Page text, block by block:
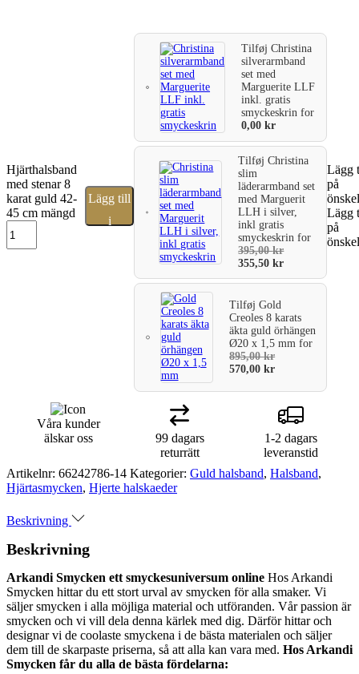
Hjärthalsband
med stenar 8
karat guld 42-
45 cm mängd
Lägg till
i
TilføjChristina
silverarmband
set med
Marguerite LLF
inkl. gratis
smyckeskrinfor
0,00kr
TilføjChristina
slim
läderarmband set
med Marguerit
LLH i silver,
inkl gratis
smyckeskrinfor
395,00kr
355,50kr
TilføjGold
Creoles 8 karats
äkta guld örhängen
Ø20 x 1,5 mmfor
895,00kr
570,00kr
Lägg
på
Lägg
på
Våra kunder
älskar oss
99 dagars
returrätt
1-2 dagars
leveranstid
Artikelnr: 66242786-14 Kategorier: Guld halsband, Halsband,
Hjärtasmycken, Hjerte halskaeder
Beskrivning
Beskrivning
Arkandi Smycken ett smyckesuniversum online Hos Arkandi
Smycken hittar du ett stort urval av smycken för alla smaker. Vi
säljer smycken i alla möjliga material och utföranden. Vår passion är
smycken och vi vill dela denna kärlek med dig. Därför hittar och
designar vi de coolaste smyckena i de bästa materialen och säljer
dem till de skarpaste priserna, så att alla kan vara med. Hos Arkandi
Smycken får du alla de bästa fördelarna: